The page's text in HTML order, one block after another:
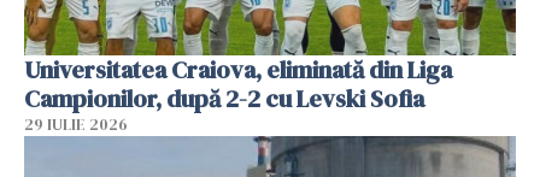
Universitatea Craiova, eliminată din Liga
Campionilor, după 2-2 cu Levski Sofia
29 IULIE 2026